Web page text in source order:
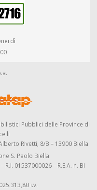
Pubblici delle Province di
Rivetti, 8/B – 13900 Biella
S. Paolo Biella
01537000026 – R.E.A. n. BI-
i.v.